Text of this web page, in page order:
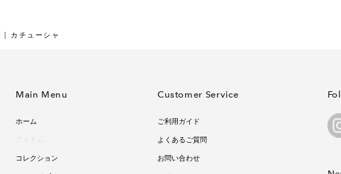
カチューシャ
Main Menu
ホーム
コレクション
Customer Service
ご利用ガイド
よくあるご質問
お問い合わせ